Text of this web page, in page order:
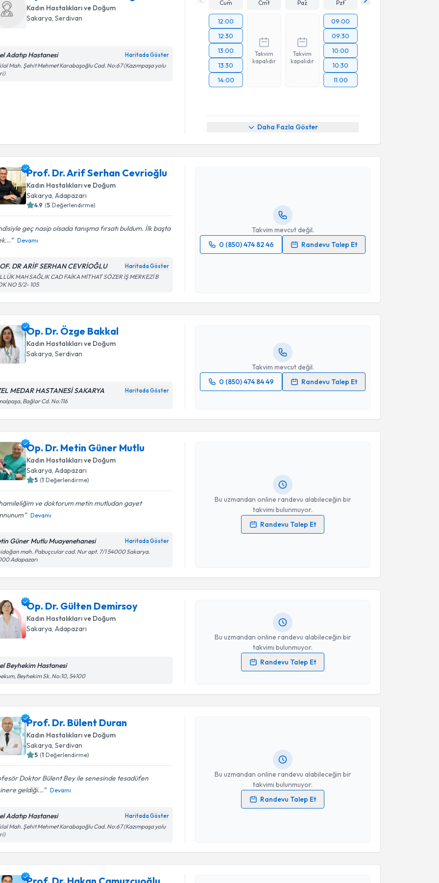
Kadın Hastalıkları ve Doğum
Sakarya,Serdivan
Adatıp Hastanesi Haritada Göster
Mah. Şehit Mehmet Karabaşoğlu Cad. No:67 (Kazımpaşa yolu
Cum Cmt Paz Pzt
12:00
12:30
13:00
13:30
14:00
Takvim
kapalıdır
Takvim
kapalıdır
09:00
09:30
10:00
10:30
11:00
Daha Fazla Göster
Prof. Dr. Arif Serhan Cevrioğlu
Kadın Hastalıkları ve Doğum
Sakarya ,Adapazarı
4.9 (5 Değerlendirme)
geç nasip olsada tanışma fırsatı buldum. İlk başta
Devamı
DR ARİF SERHAN CEVRİOĞLU Haritada Göster
MAH SAĞLIK CAD FAİKA MİTHAT SÖZER İŞ MERKEZİ B
NO 5/2- 105
Takvim mevcut değil.
0 (850) 474 82 46
Randevu Talep Et
Op. Dr. Özge Bakkal
Kadın Hastalıkları ve Doğum
Sakarya ,Serdivan
MEDAR HASTANESİ SAKARYA Haritada Göster
Bağlar Cd. No:116
Takvim mevcut değil.
0 (850) 474 84 49
Randevu Talep Et
Op. Dr. Metin Güner Mutlu
Kadın Hastalıkları ve Doğum
Sakarya ,Adapazarı
5 (1 Değerlendirme)
ve doktorum metin mutludan gayet
Devamı
Güner Mutlu Muayenehanesi Haritada Göster
mah. Pabuçcular cad. Nur apt. 7/1 54000 Sakarya.
Adapazarı
Bu uzmandan online randevu alabileceğin bir
takvimi bulunmuyor.
Randevu Talep Et
Kişisel verilerimin işlenmesine ilişkinAydınlatma Metni
Op. Dr. Gülten Demirsoy
Kadın Hastalıkları ve Doğum
Sakarya ,Adapazarı
Beyhekim Hastanesi
Beyhekim Sk. No:10, 54100
Bu uzmandan online randevu alabileceğin bir
takvimi bulunmuyor.
Randevu Talep Et
Kişisel verilerimin işlenmesine ilişkinAydınlatma Metni
Prof. Dr. Bülent Duran
Kadın Hastalıkları ve Doğum
Sakarya ,Serdivan
5 (1 Değerlendirme)
Doktor Bülent Bey ile senesinde tesadüfen
geldiği...
Devamı
Adatıp Hastanesi Haritada Göster
Mah. Şehit Mehmet Karabaşoğlu Cad. No:67 (Kazımpaşa yolu
Bu uzmandan online randevu alabileceğin bir
takvimi bulunmuyor.
Randevu Talep Et
Kişisel verilerimin işlenmesine ilişkinAydınlatma Metni
Prof. Dr. Hakan Camuzcuoğlu